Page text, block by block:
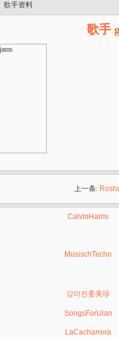
歌手资料
歌手
上一条:
CalvinHarris
MusischTechn
강미진姜美珍
SongsForUlan
LaCacharrera